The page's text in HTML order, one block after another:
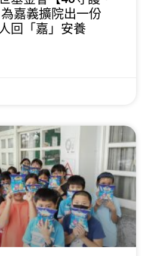
嘉義擴院出一份
回「嘉」安養